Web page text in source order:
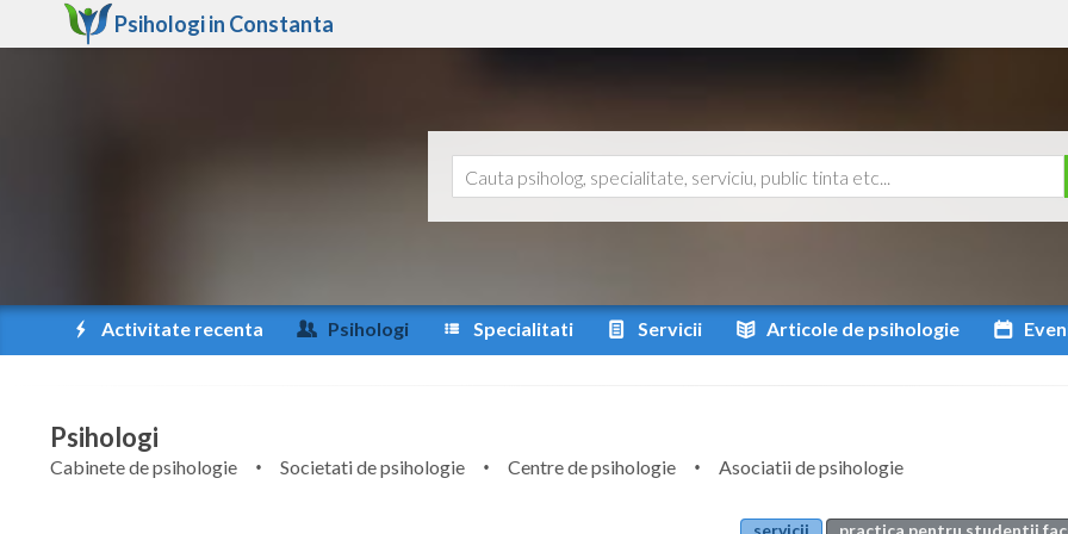
Psihologi in Constanta
Activitate recenta Psihologi Specialitati Servicii Articole de psihologie
Psihologi
Cabinete de psihologie Societati de psihologie Centre de psihologie
Asociatii de psihologie
servicii
practica pentru studentii